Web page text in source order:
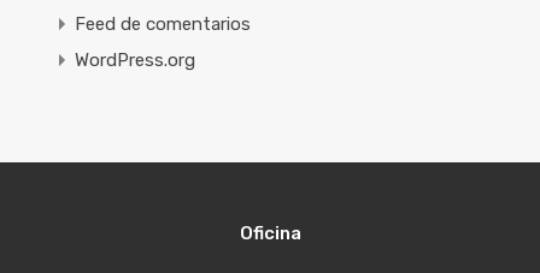
Feed de comentarios
WordPress.org
Oficina